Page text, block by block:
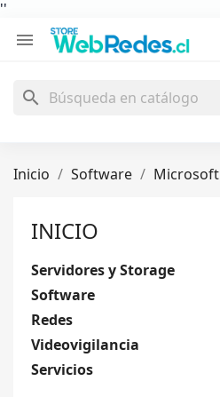
''

search
Inicio Software Microsoft
INICIO
Servidores y Storage
Software
Redes
Videovigilancia
Servicios